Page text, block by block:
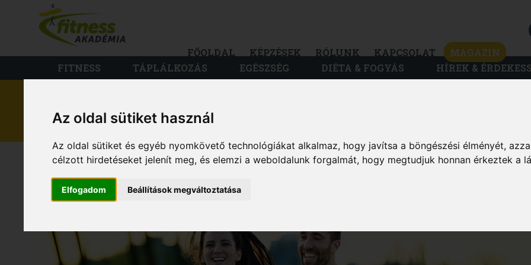
Az oldal sütiket használ
Az oldal sütiket és egyéb nyomkövető technológiákat alkalmaz, hogy javítsa a böngészési élményét,
célzott hirdetéseket jelenít meg, és elemzi a weboldalunk forgalmát, hogy megtudjuk honnan érkeztek a
Elfogadom Beállítások megváltoztatása
FŐOLDAL KÉPZÉSEK RÓLUNK KAPCSOLAT
MAGAZIN
FITNESS
TÁPLÁLKOZÁS EGÉSZSÉG DIÉTA & FOGYÁS HÍREK &
DIÉTA ÉS FOGYÁS
TERMÉSZETES ANYAGCSERE-
PÖRGETÉS: HUMBUG VAGY LÉTEZIK?